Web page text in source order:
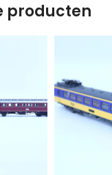
producten